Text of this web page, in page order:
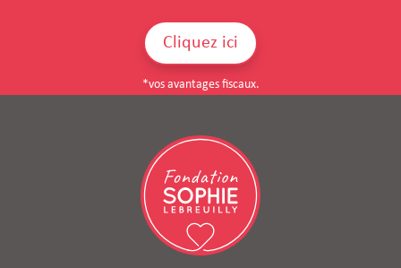
Cliquez ici
*vos avantages fiscaux.